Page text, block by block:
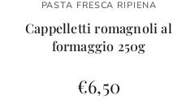
PASTA FRESCA RIPIENA
Cappelletti romagnoli al
formaggio 250g
€6,50